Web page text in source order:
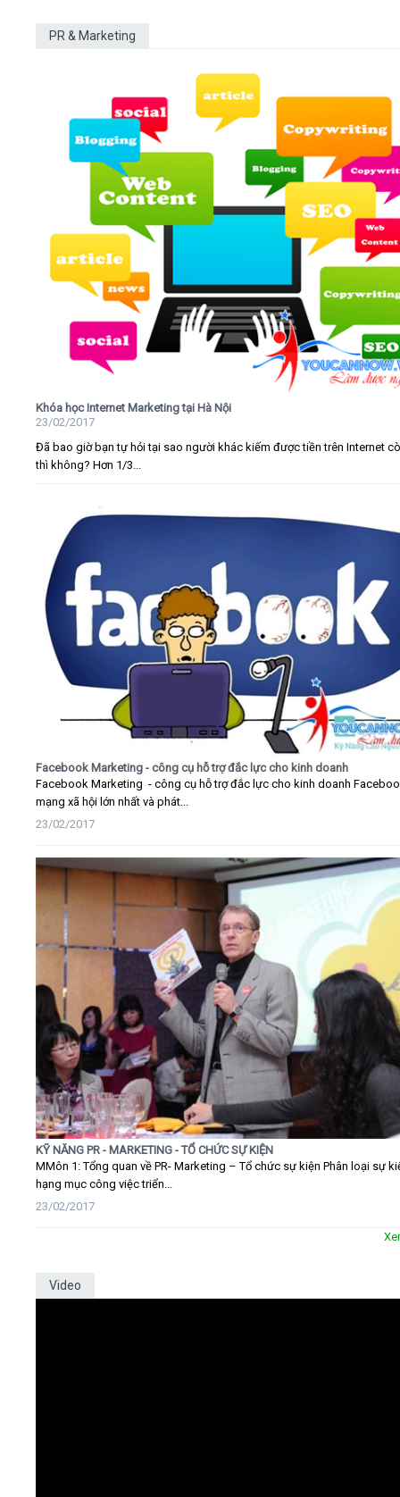
PR & Marketing
Khóa học Internet Marketing tại Hà Nội
23/02/2017
Đã bao giờ bạn tự hỏi tại sao người khác kiếm được tiền trên Internet
thì không? Hơn 1/3...
Facebook Marketing - công cụ hỗ trợ đắc lực cho kinh doanh
Facebook Marketing - công cụ hỗ trợ đắc lực cho kinh doanh
mạng xã hội lớn nhất và phát...
23/02/2017
KỸ NĂNG PR - MARKETING - TỔ CHỨC SỰ KIỆN
MMôn 1: Tổng quan về PR- Marketing – Tổ chức sự kiện Phân loại sự
hạng mục công việc triển...
23/02/2017
Video